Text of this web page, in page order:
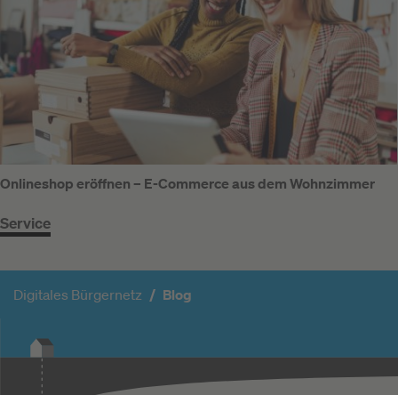
Onlineshop eröffnen – E-Commerce aus dem Wohnzimmer
Service
Digitales Bürgernetz Blog